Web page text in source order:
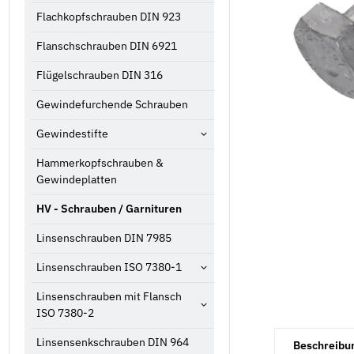
Flachkopfschrauben DIN 923
Flanschschrauben DIN 6921
Flügelschrauben DIN 316
Gewindefurchende Schrauben
Gewindestifte
Hammerkopfschrauben &
Gewindeplatten
HV - Schrauben / Garnituren
Linsenschrauben DIN 7985
Linsenschrauben ISO 7380-1
Linsenschrauben mit Flansch
ISO 7380-2
Linsensenkschrauben DIN 964